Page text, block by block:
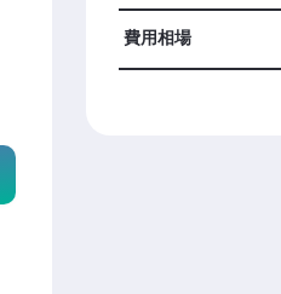
費用相場